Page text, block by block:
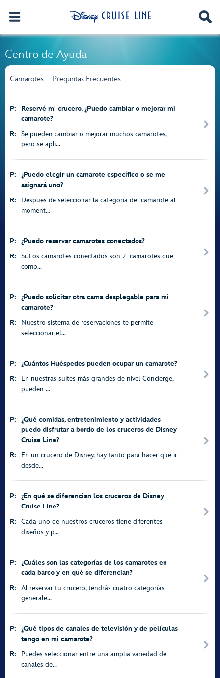
Centro de Ayuda
Camarotes – Preguntas Frecuentes
P:
Reservé mi crucero. ¿Puedo cambiar o mejorar mi
camarote?
R:
Se pueden cambiar o mejorar muchos camarotes,
pero se apli...
P:
¿Puedo elegir un camarote específico o se me
asignará uno?
R:
Después de seleccionar la categoría del camarote al
moment...
P:
¿Puedo reservar camarotes conectados?
R:
Sí. Los camarotes conectados son 2 camarotes que
comp...
P:
¿Puedo solicitar otra cama desplegable para mi
camarote?
R:
Nuestro sistema de reservaciones te permite
seleccionar el...
P:
¿Cuántos Huéspedes pueden ocupar un camarote?
R:
En nuestras suites más grandes de nivel Concierge,
pueden ...
P:
¿Qué comidas, entretenimiento y actividades
puedo disfrutar a bordo de los cruceros de Disney
Cruise Line?
R:
En un crucero de Disney, hay tanto para hacer que ir
desde...
P:
¿En qué se diferencian los cruceros de Disney
Cruise Line?
R:
Cada uno de nuestros cruceros tiene diferentes
diseños y p...
P:
¿Cuáles son las categorías de los camarotes en
cada barco y en qué se diferencian?
R:
Al reservar tu crucero, tendrás cuatro categorías
generale...
P:
¿Qué tipos de canales de televisión y de películas
tengo en mi camarote?
R:
Puedes seleccionar entre una amplia variedad de
canales de...